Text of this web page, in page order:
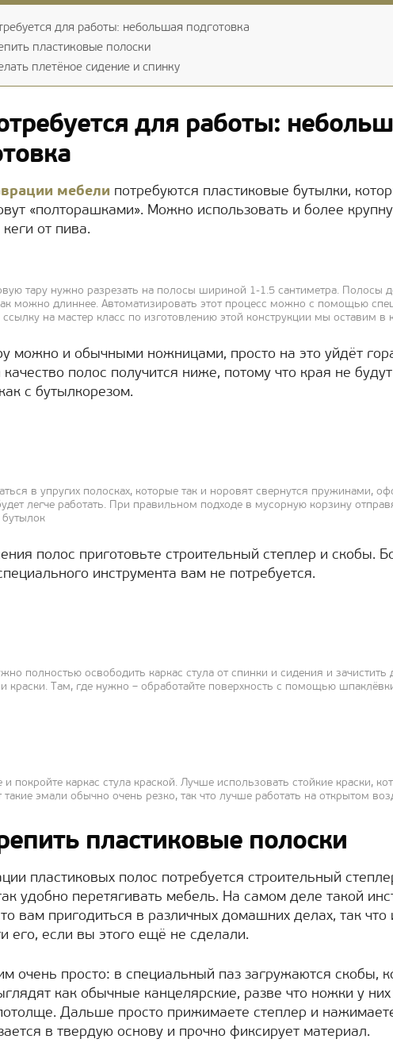
для работы: небольшая подготовка
пластиковые полоски
плетёное сидение и спинку
для работы:
мебели потребуются пластиковые бутылки,
«полторашками». Можно использовать и более
от пива.
тару нужно разрезать на полосы шириной 1-1.5 сантиметра. Полосы
можно длиннее. Автоматизировать этот процесс можно с помощью
ссылку на мастер класс по изготовлению этой конструкции мы оставим в
можно и обычными ножницами, просто на это уйдёт
полос получится ниже, потому что края не
с бутылкорезом.
в упругих полосках, которые так и норовят свернутся пружинами,
легче работать. При правильном подходе в мусорную корзину
полос приготовьте строительный степлер и скобы.
инструмента вам не потребуется.
полностью освободить каркас стула от спинки и сидения и зачистить
и краски. Там, где нужно – обработайте поверхность с помощью
и покройте каркас стула краской. Лучше использовать стойкие краски,
такие эмали обычно очень резко, так что лучше работать на открытом
пластиковые полоски
пластиковых полос потребуется строительный
удобно перетягивать мебель. На самом деле такой
вам пригодиться в различных домашних делах, так
его, если вы этого ещё не сделали.
очень просто: в специальный паз загружаются скобы,
как обычные канцелярские, разве что ножки у них
Дальше просто прижимаете степлер и
в твердую основу и прочно фиксирует материал.